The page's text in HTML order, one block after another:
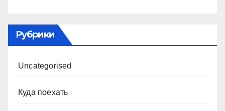
Рубрики
Uncategorised
Куда поехать